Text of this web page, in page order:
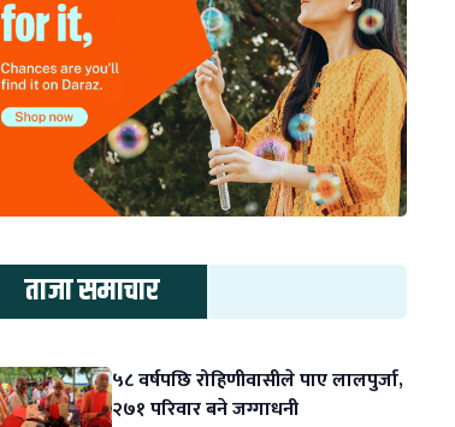
ताजा समाचार
५८ वर्षपछि रोहिणीवासीले पाए लालपुर्जा,
२७१ परिवार बने जग्गाधनी